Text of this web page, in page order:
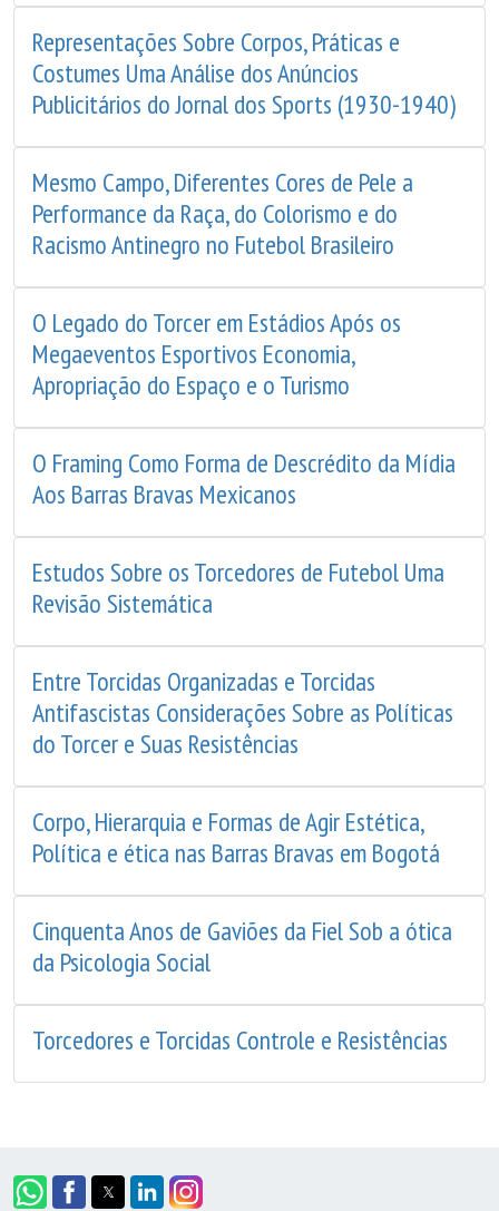
Representações Sobre Corpos, Práticas e
Costumes Uma Análise dos Anúncios
Publicitários do Jornal dos Sports (1930-1940)
Mesmo Campo, Diferentes Cores de Pele a
Performance da Raça, do Colorismo e do
Racismo Antinegro no Futebol Brasileiro
O Legado do Torcer em Estádios Após os
Megaeventos Esportivos Economia,
Apropriação do Espaço e o Turismo
O Framing Como Forma de Descrédito da Mídia
Aos Barras Bravas Mexicanos
Estudos Sobre os Torcedores de Futebol Uma
Revisão Sistemática
Entre Torcidas Organizadas e Torcidas
Antifascistas Considerações Sobre as Políticas
do Torcer e Suas Resistências
Corpo, Hierarquia e Formas de Agir Estética,
Política e ética nas Barras Bravas em Bogotá
Cinquenta Anos de Gaviões da Fiel Sob a ótica
da Psicologia Social
Torcedores e Torcidas Controle e Resistências